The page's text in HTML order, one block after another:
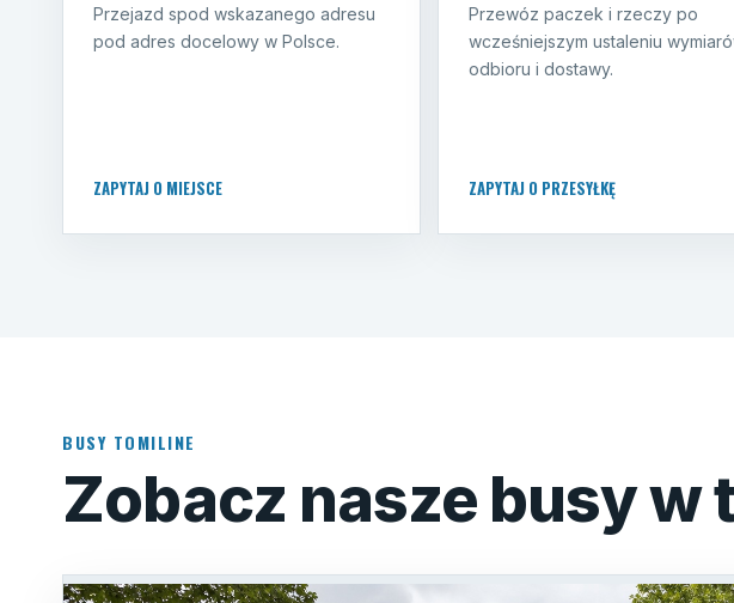
Przejazd spod wskazanego adresu
pod adres docelowy w Polsce.
ZAPYTAJ O MIEJSCE
Przewóz paczek i rzeczy po
wcześniejszym ustaleniu
odbioru i dostawy.
ZAPYTAJ O PRZESYŁKĘ
BUSY TOMILINE
Zobacz nasze busy w